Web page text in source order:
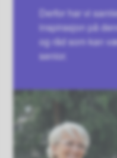
Derfor har vi
inspirasjon på
og råd som kan
senior.